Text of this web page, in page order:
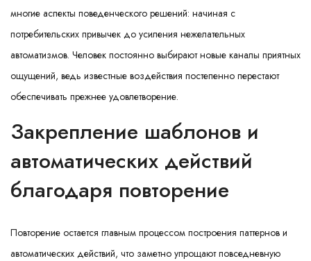
многие аспекты поведенческого решений: начиная с
потребительских привычек до усиления нежелательных
автоматизмов. Человек постоянно выбирают новые каналы приятных
ощущений, ведь известные воздействия постепенно перестают
обеспечивать прежнее удовлетворение.
Закрепление шаблонов и
автоматических действий
благодаря повторение
Повторение остается главным процессом построения паттернов и
автоматических действий, что заметно упрощают повседневную